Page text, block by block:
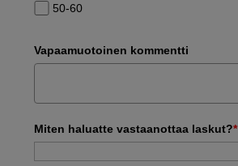
50-60
Vapaamuotoinen kommentti
Miten haluatte vastaanottaa laskut?*